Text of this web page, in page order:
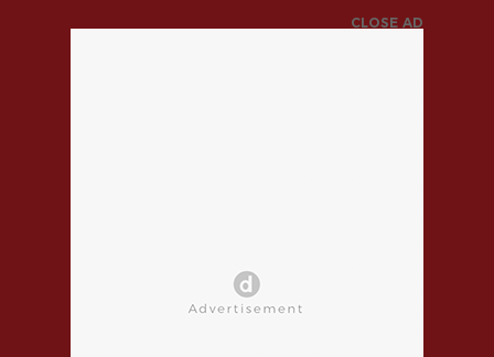
CLOSE AD